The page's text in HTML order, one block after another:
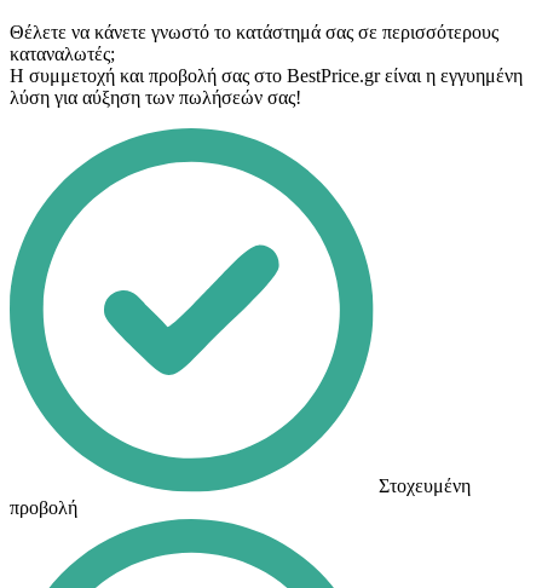
Θέλετε να κάνετε γνωστό το κατάστημά σας σε περισσότερους
καταναλωτές;
Η συμμετοχή και προβολή σας στο BestPrice.gr είναι η εγγυημένη
λύση για αύξηση των πωλήσεών σας!
Στοχευμένη
προβολή